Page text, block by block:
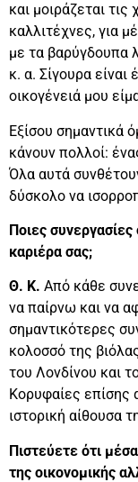
και μοιράζεται
καλλιτέχνες, για
με τα βαρύγδουπα
κ. α. Σίγουρα
οικογένειά μου
Εξίσου σημαντικά
κάνουν πολλοί:
Όλα αυτά
δύσκολο να
Ποιες
καριέρα σας;
Θ. Κ. Από κάθε
να παίρνω και να
σημαντικότερες
κολοσσό της
του Λονδίνου και
Κορυφαίες επίσης
ιστορική αίθουσα
Πιστεύετε ότι
της οικονομικής